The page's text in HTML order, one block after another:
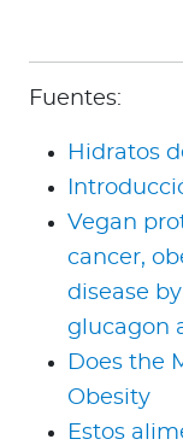
Fuentes:
Hidratos
Vegan
cancer,
disease
glucagon
Does the
Obesity
Estos